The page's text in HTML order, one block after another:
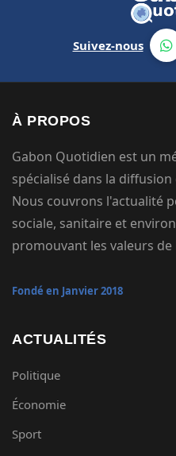
Suivez-nous
À PROPOS
Gabon Quotidien est un
spécialisé dans la
Nous couvrons l'actualité
sociale, sanitaire et
promouvant les valeurs
Fondé en Janvier 2018
ACTUALITÉS
Politique
Économie
Sport